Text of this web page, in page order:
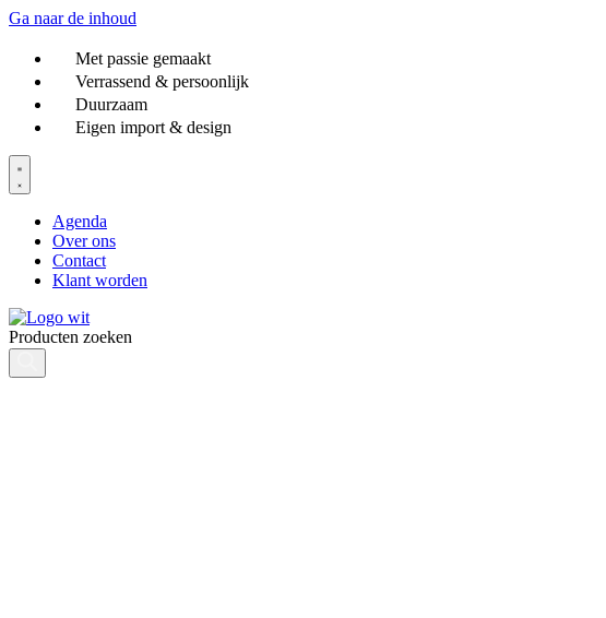
Ga naar de inhoud
Met passie gemaakt
Verrassend & persoonlijk
Duurzaam
Eigen import & design
Agenda
Over ons
Contact
Klant worden
Producten zoeken